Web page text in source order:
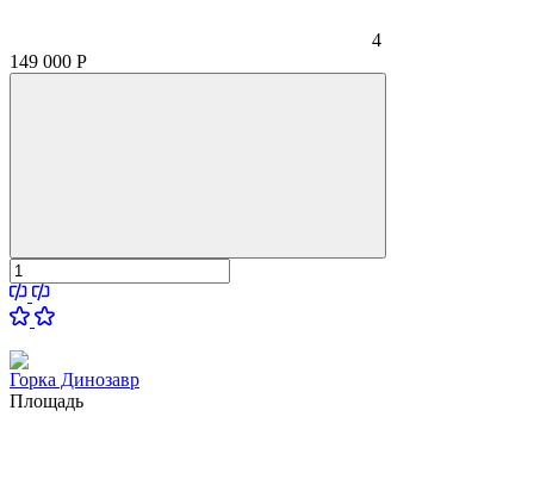
4
149 000 Р
Горка Динозавр
Площадь